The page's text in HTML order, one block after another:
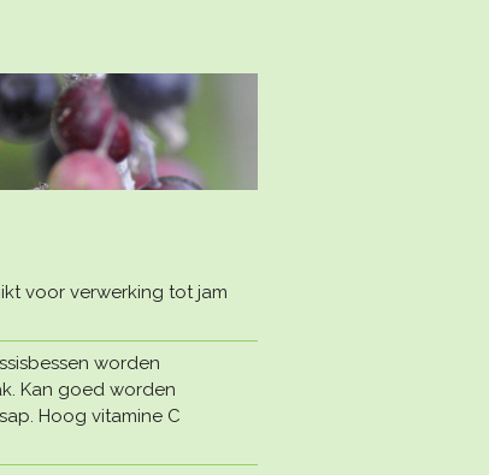
voor verwerking tot jam
worden
Kan goed worden
Hoog vitamine C